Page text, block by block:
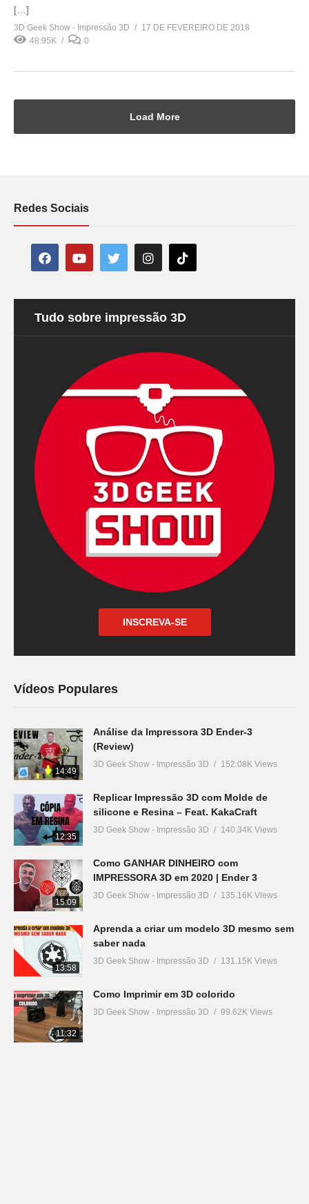
[…]
3D Geek Show - Impressão 3D
17 DE FEVEREIRO DE 2018
48.95K
0
Load More
Redes Sociais
Tudo sobre impressão 3D
INSCREVA-SE
Vídeos Populares
14:49
Análise da Impressora 3D Ender-3
(Review)
3D Geek Show - Impressão 3D 152.08K Views
12:35
Replicar Impressão 3D com Molde de
silicone e Resina – Feat. KakaCraft
3D Geek Show - Impressão 3D 140.34K Views
15:09
Como GANHAR DINHEIRO com
IMPRESSORA 3D em 2020 | Ender 3
3D Geek Show - Impressão 3D 135.16K Views
13:58
Aprenda a criar um modelo 3D mesmo sem
saber nada
3D Geek Show - Impressão 3D 131.15K Views
11:32
Como Imprimir em 3D colorido
3D Geek Show - Impressão 3D 99.62K Views